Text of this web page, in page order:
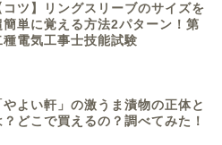
コツ】リングスリーブのサイズを
簡単に覚える方法2パターン！第
種電気工事士技能試験
やよい軒」の激うま漬物の正体と
？どこで買えるの？調べてみた！